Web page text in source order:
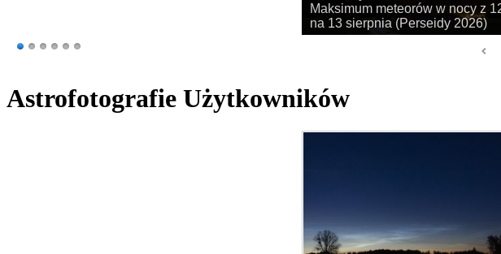
Rozpoczyna się sezon na
obserwacje obłoków srebrzystych!
Astrofotografie Użytkowników